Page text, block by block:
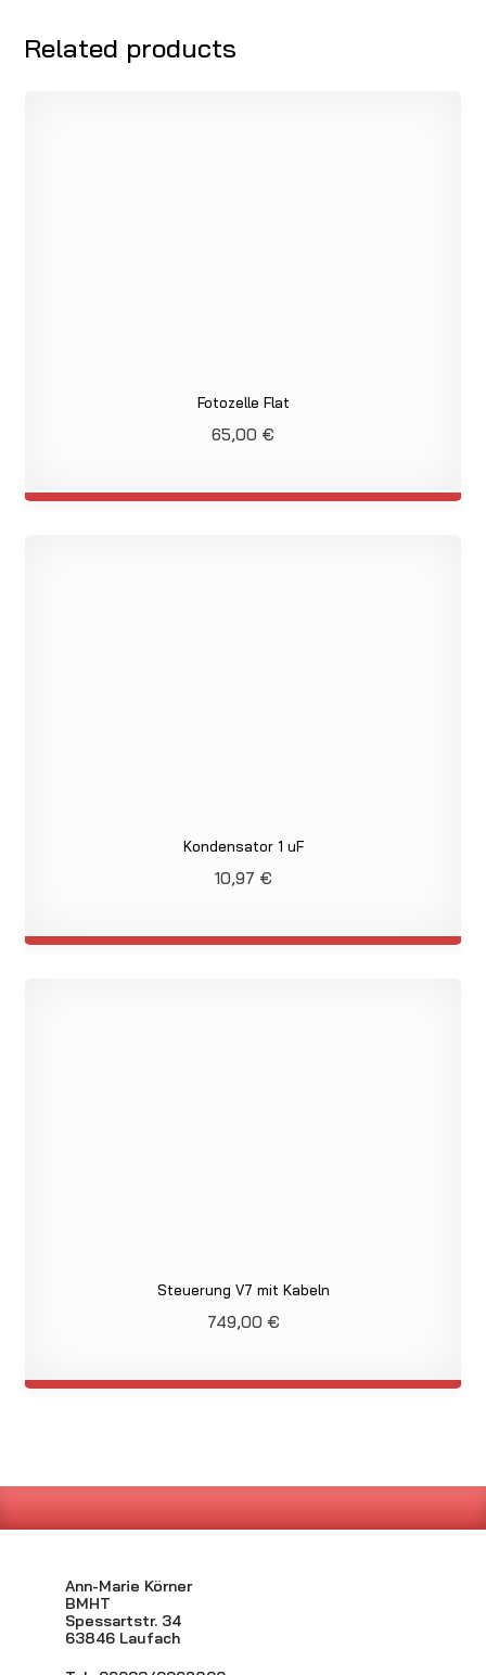
Related products
Fotozelle Flat
65,00 €
Kondensator 1 uF
10,97 €
Steuerung V7 mit Kabeln
749,00 €
Ann-Marie Körner
BMHT
Spessartstr. 34
63846 Laufach